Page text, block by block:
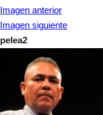
Imagen anterior
Imagen siguiente
pelea2